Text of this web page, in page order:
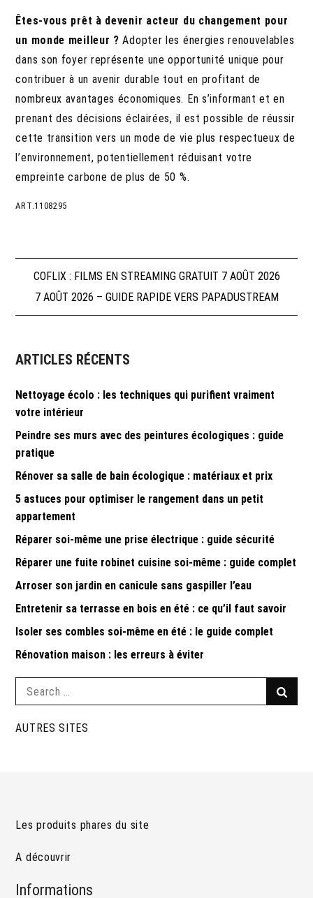
Êtes-vous prêt à devenir acteur du changement pour
un monde meilleur ? Adopter les énergies renouvelables
dans son foyer représente une opportunité unique pour
contribuer à un avenir durable tout en profitant de
nombreux avantages économiques. En s’informant et en
prenant des décisions éclairées, il est possible de réussir
cette transition vers un mode de vie plus respectueux de
l’environnement, potentiellement réduisant votre
empreinte carbone de plus de 50 %.
ART.1108295
Navigation
de
l’article
COFLIX : FILMS EN STREAMING GRATUIT 7 AOÛT 2026
7 AOÛT 2026 – GUIDE RAPIDE VERS PAPADUSTREAM
ARTICLES RÉCENTS
Nettoyage écolo : les techniques qui purifient vraiment
votre intérieur
Peindre ses murs avec des peintures écologiques : guide
pratique
Rénover sa salle de bain écologique : matériaux et prix
5 astuces pour optimiser le rangement dans un petit
appartement
Réparer soi-même une prise électrique : guide sécurité
Réparer une fuite robinet cuisine soi-même : guide complet
Arroser son jardin en canicule sans gaspiller l’eau
Entretenir sa terrasse en bois en été : ce qu’il faut savoir
Isoler ses combles soi-même en été : le guide complet
Rénovation maison : les erreurs à éviter
Search
AUTRES SITES
Les produits phares du site
A découvrir
Informations